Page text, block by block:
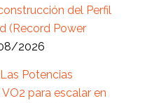
del Perfil
(Record Power
2026
Potencias
para escalar en